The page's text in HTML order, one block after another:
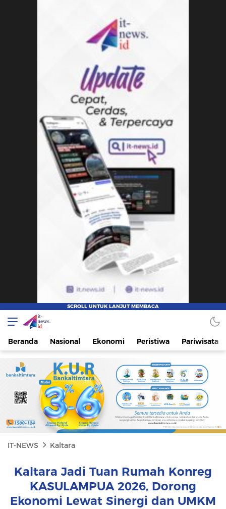
IT-NEWS
Update Cepat, Cerdas, dan Terpercaya
Beranda Nasional Ekonomi Peristiwa Pariwisata
IT-NEWS Kaltara
Kaltara Jadi Tuan Rumah Konreg
KASULAMPUA 2026, Dorong
Ekonomi Lewat Sinergi dan UMKM